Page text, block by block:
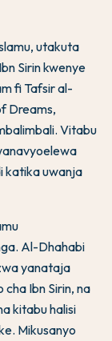
utakuta
Sirin kwenye
fi Tafsir al-
Dreams,
Vitabu
katika uwanja
Al-Dhahabi
yanataja
Ibn Sirin, na
kitabu halisi
Mikusanyo